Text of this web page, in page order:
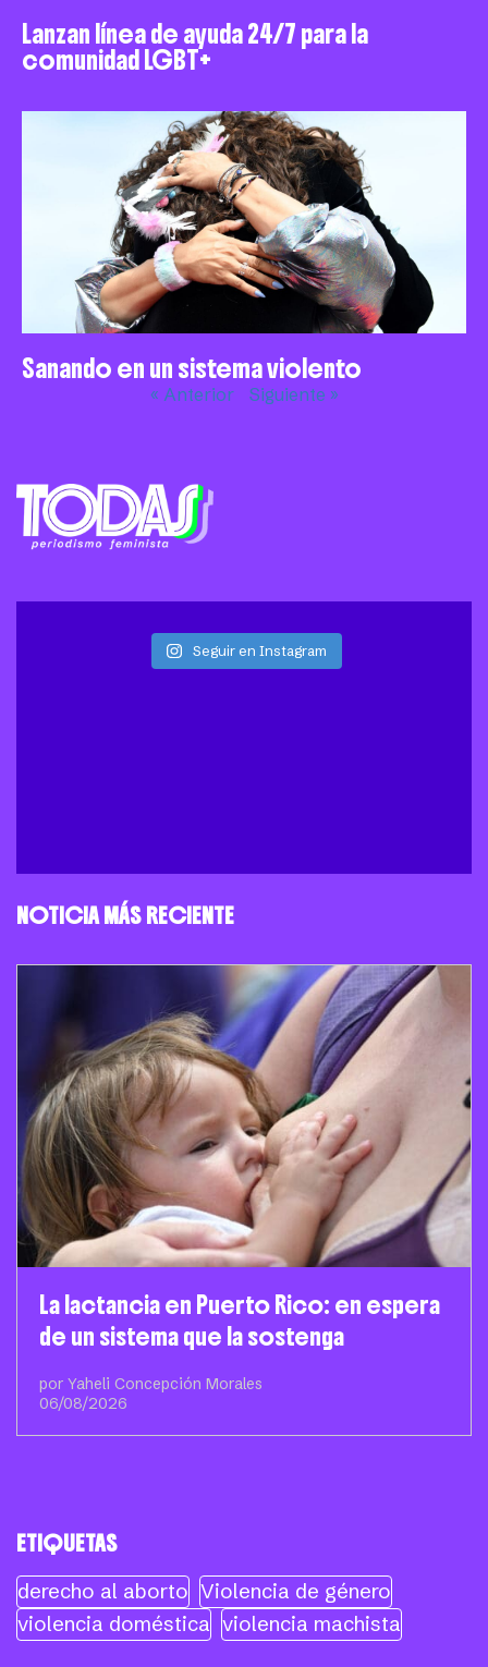
Lanzan línea de ayuda 24/7 para la
comunidad LGBT+
Sanando en un sistema violento
« Anterior Siguiente »
Seguir en Instagram
NOTICIA MÁS RECIENTE
La lactancia en Puerto Rico: en espera
de un sistema que la sostenga
por Yaheli Concepción Morales
06/08/2026
ETIQUETAS
derecho al aborto Violencia de género
violencia doméstica violencia machista